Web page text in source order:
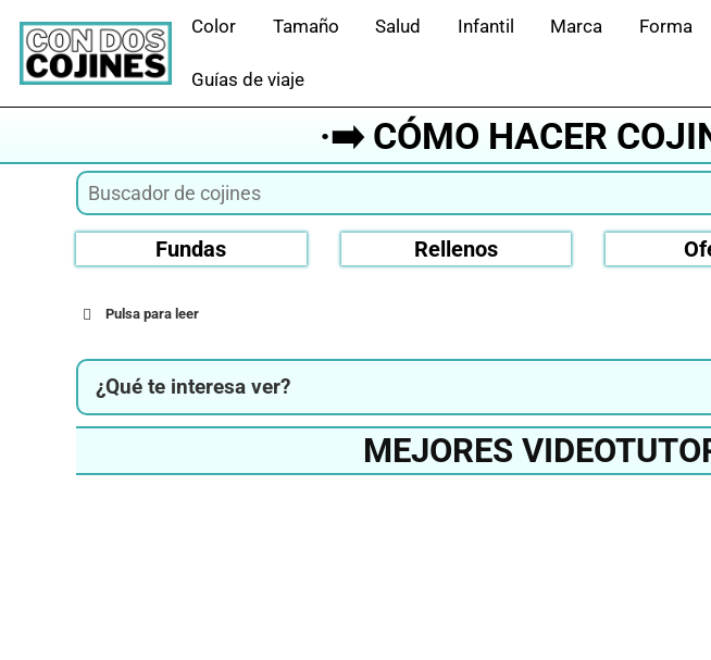
contenido
Color Tamaño Salud Infantil Marca Forma
Guías de viaje
·➡️ CÓMO HACER
Fundas Rellenos
Pulsa para leer
¿Qué te interesa ver?
MEJORES